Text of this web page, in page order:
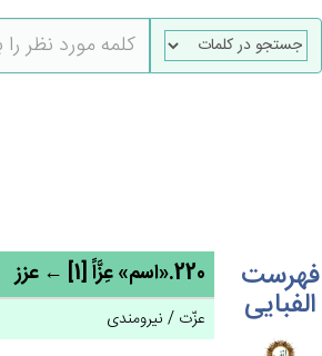
فهرست
الفبایی
220.«اسم» عِزَّاً [1] ← عزز
عزّت / نیرومندی